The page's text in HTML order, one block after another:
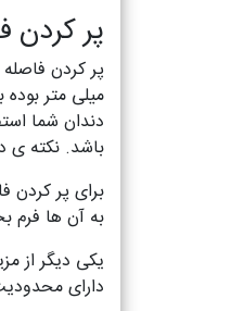
پر کردن
پر کردن
میلی متر
دندان شما
باشد. نکته ی
برای پر کردن
به آن ها فرم
یکی دیگر از
دارای